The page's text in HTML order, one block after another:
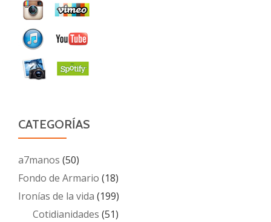
CATEGORÍAS
a7manos (50)
Fondo de Armario (18)
Ironías de la vida (199)
Cotidianidades (51)